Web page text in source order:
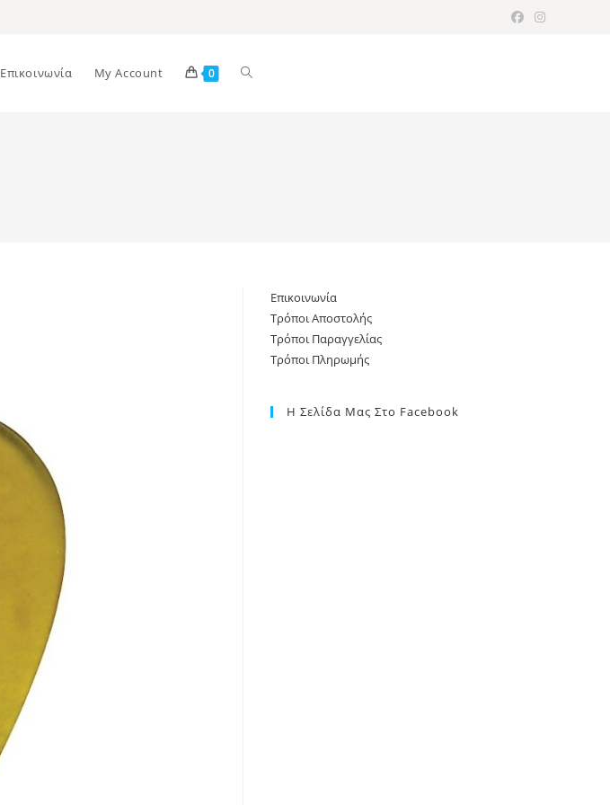
Επικοινωνία My Account 0 Toggle
Επικοινωνία
Τρόποι Αποστολής
Τρόποι Παραγγελίας
Τρόποι Πληρωμής
Η Σελίδα Μας Στο Facebook